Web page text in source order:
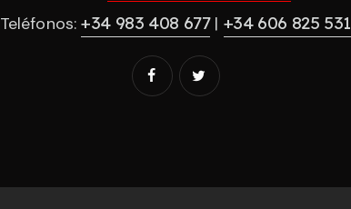
Teléfonos:+34 983 408 677| +34 606 825 531